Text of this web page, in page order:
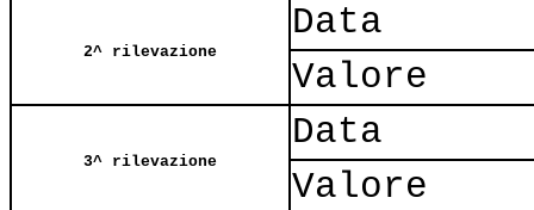
2^ rilevazione
Data
Valore
3^ rilevazione
Data
Valore